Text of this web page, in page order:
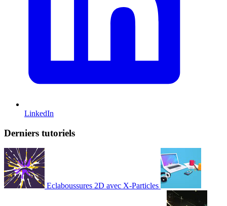
LinkedIn
Derniers tutoriels
Eclaboussures 2D avec X-Particles